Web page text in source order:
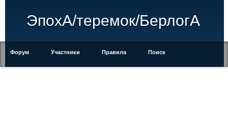
ЭпохА/теремок/БерлогА
Форум Участники Правила Поиск